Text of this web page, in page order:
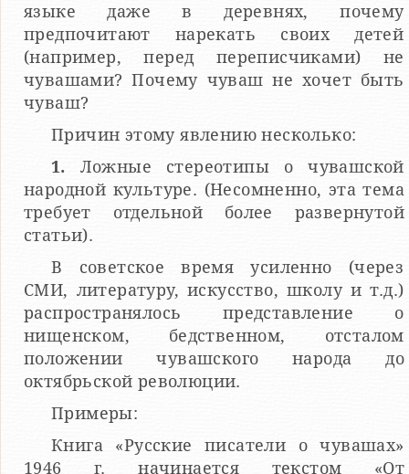
языке даже в деревнях, почему
предпочитают нарекать своих детей
(например, перед переписчиками) не
чувашами? Почему чуваш не хочет быть
чуваш?
Причин этому явлению несколько:
1. Ложные стереотипы о чувашской
народной культуре. (Несомненно, эта тема
требует отдельной более развернутой
статьи).
В советское время усиленно (через
СМИ, литературу, искусство, школу и т.д.)
распространялось представление о
нищенском, бедственном, отсталом
положении чувашского народа до
октябрьской революции.
Примеры:
Книга «Русские писатели о чувашах»
1946 г. начинается текстом «От